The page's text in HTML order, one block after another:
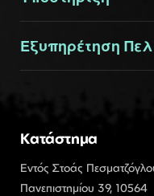
Εξυπηρέτηση
Κατάστημα
Εντός Στοάς
Πανεπιστημίου 39, 10564